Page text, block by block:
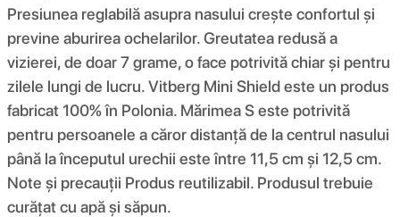
Presiunea reglabilă asupra nasului crește confortul și
previne aburirea ochelarilor. Greutatea redusă a
vizierei, de doar 7 grame, o face potrivită chiar și pentru
zilele lungi de lucru. Vitberg Mini Shield este un produs
fabricat 100% în Polonia. Mărimea S este potrivită
pentru persoanele a căror distanță de la centrul nasului
până la începutul urechii este între 11,5 cm și 12,5 cm.
Note și precauții Produs reutilizabil. Produsul trebuie
curățat cu apă și săpun.